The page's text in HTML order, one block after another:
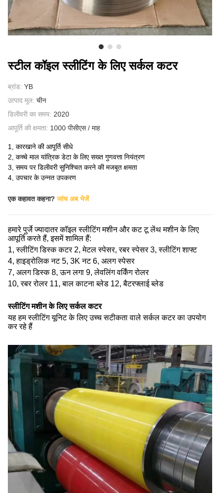
हमारे बारे में
स्टील कॉइल स्लीटिंग के लिए सर्कल कटर
ब्रांड: YB
उत्पाद मूल: चीन
डिलीवरी का समय: 2020
आपूर्ति की क्षमता: 1000 पीसीएस / माह
1, कारखाने की आपूर्ति सीधे
2, कच्चे माल यांत्रिक डेटा के लिए सख्त गुणवत्ता नियंत्रण
3, समय पर डिलीवरी सुनिश्चित करने की मजबूत क्षमता
4, उपचार के उन्नत उपकरण
एक कहावत कहना? जांच अब भेजें
हमारे पुर्जे ज्यादातर कॉइल स्लीटिंग मशीन और कट टू लेंथ मशीन के लिए
आपूर्ति करते हैं, इसमें शामिल हैं:
1, स्लीटिंग डिस्क कटर 2, मेटल स्पेसर, रबर स्पेसर 3, स्लीटिंग शाफ्ट
4, हाइड्रोलिक नट 5, 3K नट 6, अलग स्पेसर
7, अलग डिस्क 8, ऊन लगा 9, लेवलिंग वर्किंग रोलर
10, रबर रोलर 11, बाल काटना ब्लेड 12, बैटरफ्लाई ब्लेड
स्लीटिंग मशीन के लिए सर्कल कटर
यह हम स्लीटिंग यूनिट के लिए उच्च सटीकता वाले सर्कल कटर का उपयोग
कर रहे हैं